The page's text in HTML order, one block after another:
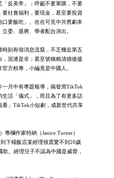
反美帝」；呼籲不要軍購，不要
社會福利，要現金，甚至要投資
要飯吃」。在在可見中共舊劇本
委、退將、學者配合演出。
刻有假消息流竄，不乏幾近第五
混淆是非；甚至號稱賴清德後援
方粉專，小編竟是中國人。
月中有專題報導，揭發滑TikTok
活「儀式」，而且為了有更多話
看」TikTok小短劇，成新世代共享
專欄作家特納（Janice Turner）
下榻飯店某經理很震驚不到20歲
。經理兒子不認為中國是威脅，